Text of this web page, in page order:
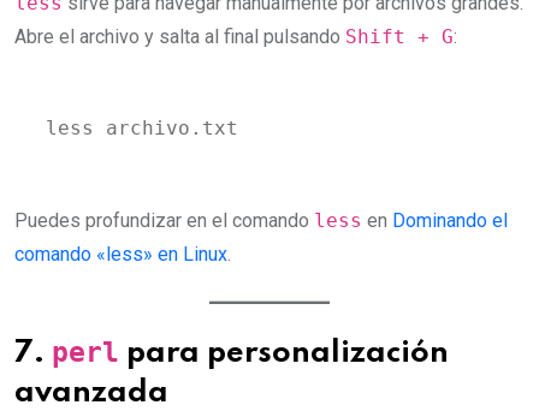
Abre el archivo y salta al final pulsando Shift + G:
less archivo.txt
Puedes profundizar en el comando less en Dominando el
comando «less» en Linux.
7. perl para personalización
avanzada